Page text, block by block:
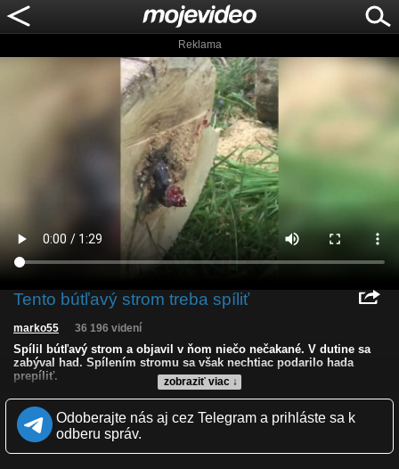
Reklama
Tento bútľavý strom treba spíliť
zobraziť viac ↓
marko55 36 196 videní
Spílil bútľavý strom a objavil v ňom niečo nečakané. V dutine sa
zabýval had. Spílením stromu sa však nechtiac podarilo hada
prepíliť.
Kvalita:
Zverejnené: 24.4.2016 12:00
Páči sa: 71% (38 hlasov)
Odoberajte nás aj cez Telegram a prihláste sa k
odberu správ.